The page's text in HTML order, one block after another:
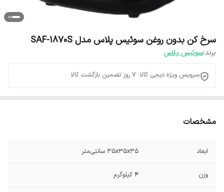
سرخ کن بدون روغن سوئیس پلاس مدل SAF-1870S
برند:سوئیس پلاس
سرویس ویژه دیجی کالا: 7 روز تضمین بازگشت کالا
مشخصات
ابعاد 35x35x35 سانتی‌متر
وزن 4 کیلوگرم